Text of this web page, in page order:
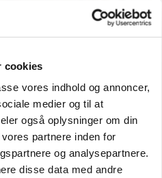
cookies
vores indhold og annoncer,
medier og til at
også oplysninger om din
partnere inden for
og analysepartnere.
disse data med andre
og
mod ny